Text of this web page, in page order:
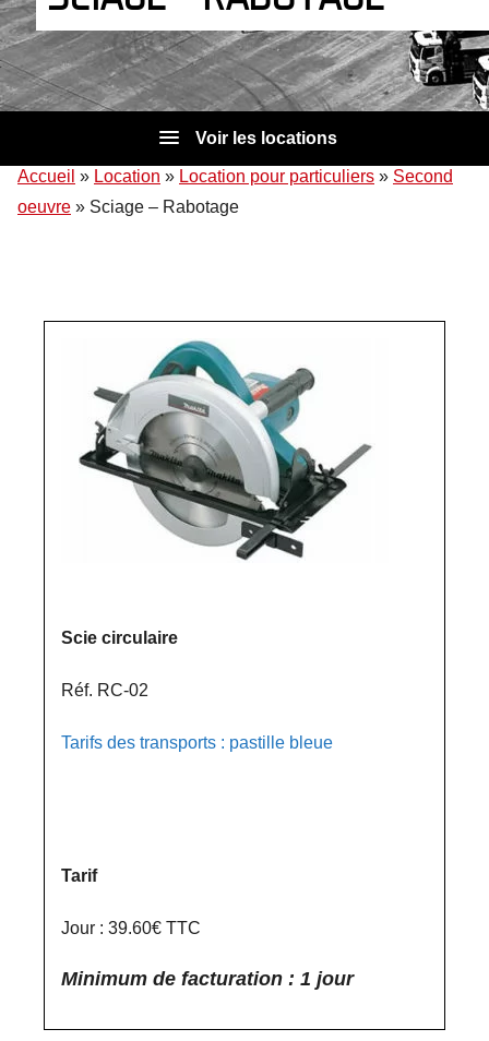
Voir les locations
Accueil » Location » Location pour particuliers » Second
oeuvre » Sciage – Rabotage
Scie circulaire
Réf. RC-02
Tarifs des transports : pastille bleue
Tarif
Jour : 39.60€ TTC
Minimum de facturation : 1 jour